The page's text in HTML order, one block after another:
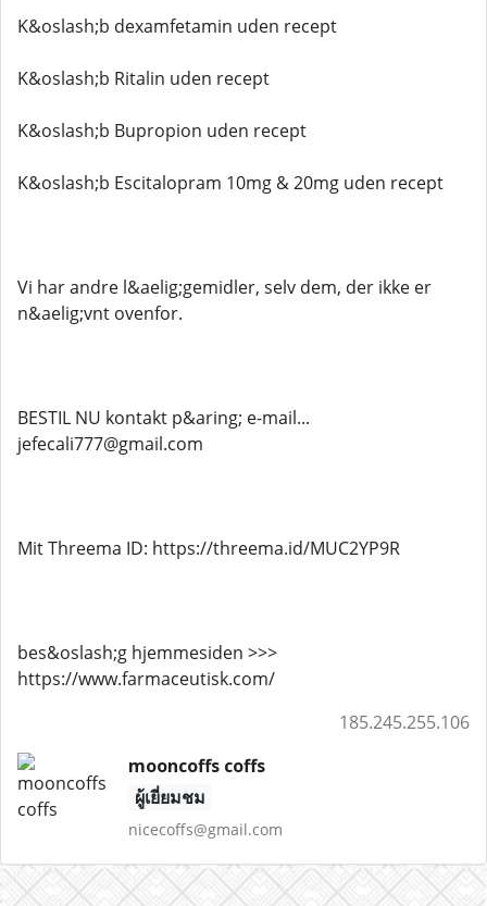
K&oslash;b dexamfetamin uden recept
K&oslash;b Ritalin uden recept
K&oslash;b Bupropion uden recept
K&oslash;b Escitalopram 10mg & 20mg uden recept
Vi har andre l&aelig;gemidler, selv dem, der ikke er
n&aelig;vnt ovenfor.
BESTIL NU kontakt p&aring; e-mail...
jefecali777@gmail.com
Mit Threema ID: https://threema.id/MUC2YP9R
bes&oslash;g hjemmesiden >>>
https://www.farmaceutisk.com/
185.245.255.106
mooncoffs coffs
ผู้เยี่ยมชม
nicecoffs@gmail.com